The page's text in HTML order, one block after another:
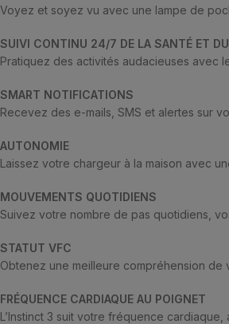
Voyez et soyez vu avec une lampe de
SUIVI CONTINU 24/7 DE LA SANTÉ ET
Pratiquez des activités audacieuses avec
SMART NOTIFICATIONS
Recevez des e-mails, SMS et alertes sur
AUTONOMIE
Laissez votre chargeur à la maison avec
MOUVEMENTS QUOTIDIENS
Suivez votre nombre de pas quotidiens,
STATUT VFC
Obtenez une meilleure compréhension
FRÉQUENCE CARDIAQUE AU POIGNET
L’Instinct 3 suit votre fréquence